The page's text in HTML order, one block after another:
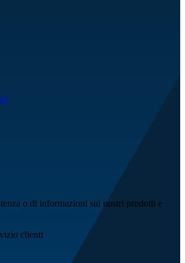
o di informazioni sui nostri prodotti e
clienti